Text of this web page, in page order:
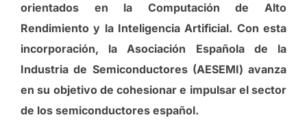
orientados en la Computación de Alto
Rendimiento y la Inteligencia Artificial. Con esta
incorporación, la Asociación Española de la
Industria de Semiconductores (AESEMI) avanza
en su objetivo de cohesionar e impulsar el sector
de los semiconductores español.